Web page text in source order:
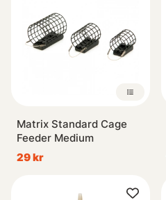
Matrix Standard Cage
Feeder Medium
29 kr